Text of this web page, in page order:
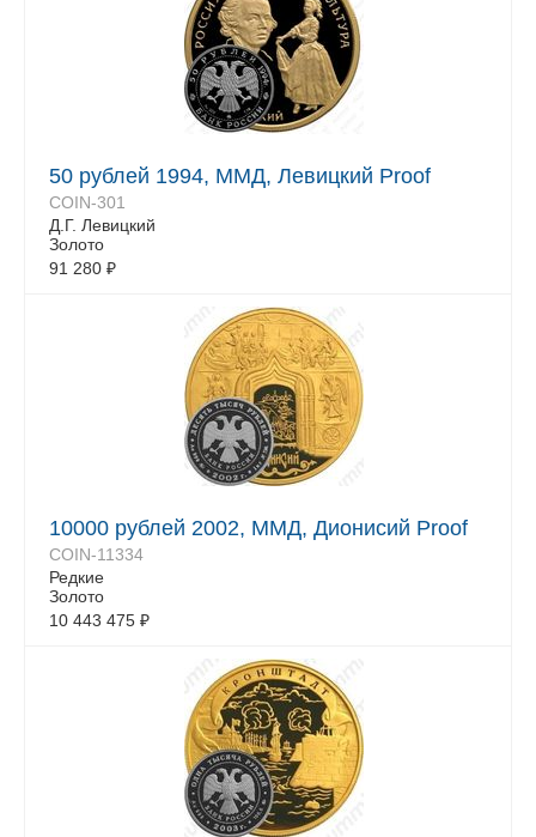
50 рублей 1994, ММД, Левицкий Proof
COIN-301
Д.Г. Левицкий
Золото
91 280 ₽
10000 рублей 2002, ММД, Дионисий Proof
COIN-11334
Редкие
Золото
10 443 475 ₽